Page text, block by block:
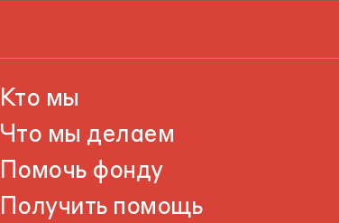
Кто мы
Что мы делаем
Помочь фонду
Получить помощь